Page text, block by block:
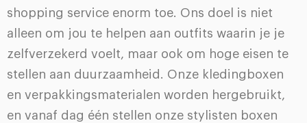
shopping service enorm toe. Ons doel is niet
alleen om jou te helpen aan outfits waarin je je
zelfverzekerd voelt, maar ook om hoge eisen te
stellen aan duurzaamheid. Onze kledingboxen
en verpakkingsmaterialen worden hergebruikt,
en vanaf dag één stellen onze stylisten boxen